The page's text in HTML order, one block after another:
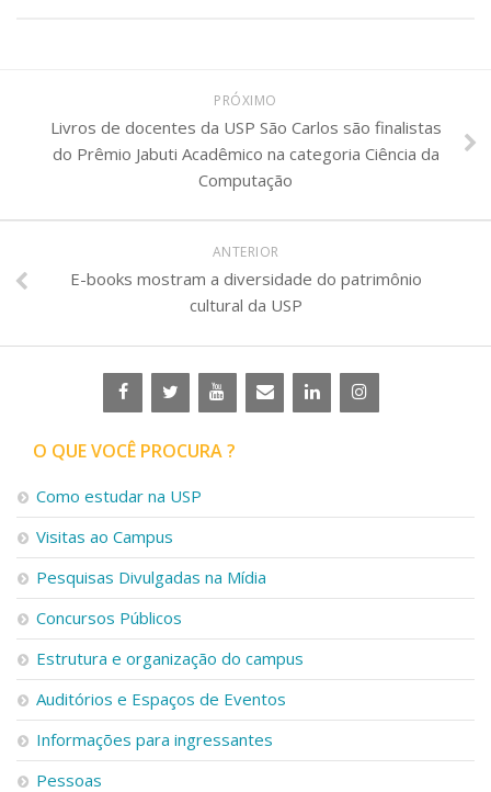
PRÓXIMO
Livros de docentes da USP São Carlos são finalistas
do Prêmio Jabuti Acadêmico na categoria Ciência da
Computação
ANTERIOR
E-books mostram a diversidade do patrimônio
cultural da USP
O QUE VOCÊ PROCURA ?
Como estudar na USP
Visitas ao Campus
Pesquisas Divulgadas na Mídia
Concursos Públicos
Estrutura e organização do campus
Auditórios e Espaços de Eventos
Informações para ingressantes
Pessoas